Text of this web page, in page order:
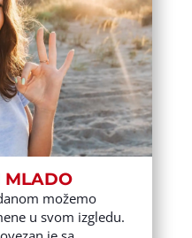
MLADO
možemo
u svom izgledu.